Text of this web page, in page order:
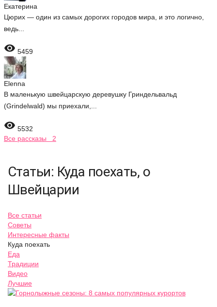
Екатерина
Цюрих — один из самых дорогих городов мира, и это логично,
ведь...
 5459
Elenna
В маленькую швейцарскую деревушку Гриндельвальд
(Grindelwald) мы приехали,...
 5532
Все рассказы 2
Статьи: Куда поехать, о
Швейцарии
Все статьи
Советы
Интересные факты
Куда поехать
Еда
Традиции
Видео
Лучшие